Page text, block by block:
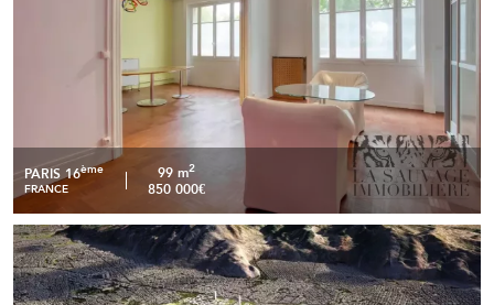
PARIS 16ème
FRANCE
99 m2
850 000€
The Ellinikon : la Renaissance du Luxe Méditerranéen
READ MORE